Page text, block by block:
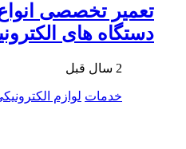
تعمیر تخصصی
دستگاه های
2 سال قبل
خدمات لوازم